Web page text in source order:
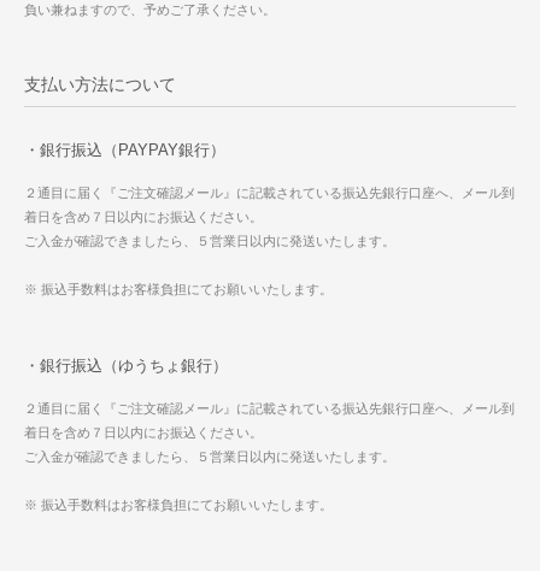
負い兼ねますので、予めご了承ください。
支払い方法について
・銀行振込（PAYPAY銀行）
２通目に届く『ご注文確認メール』に記載されている振込先銀行口座へ、メール到
着日を含め７日以内にお振込ください。
ご入金が確認できましたら、５営業日以内に発送いたします。
※ 振込手数料はお客様負担にてお願いいたします。
・銀行振込（ゆうちょ銀行）
２通目に届く『ご注文確認メール』に記載されている振込先銀行口座へ、メール到
着日を含め７日以内にお振込ください。
ご入金が確認できましたら、５営業日以内に発送いたします。
※ 振込手数料はお客様負担にてお願いいたします。